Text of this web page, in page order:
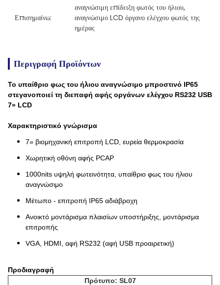
Επισημαίνω:
αναγνώσιμη επίδειξη φωτός του ήλιου,
αναγνώσιμο LCD όργανο ελέγχου φωτός της
ημέρας
Περιγραφή Προϊόντων
Το υπαίθριο φως του ήλιου αναγνώσιμο μπροστινό IP65
στεγανοποιεί τη διεπαφή αφής οργάνων ελέγχου RS232 USB
7» LCD
Χαρακτηριστικό γνώρισμα
7» βιομηχανική επιτροπή LCD, ευρεία θερμοκρασία
Χωρητική οθόνη αφής PCAP
1000nits υψηλή φωτεινότητα, υπαίθριο φως του ήλιου
αναγνώσιμο
Μέτωπο - επιτροπή IP65 αδιάβροχη
Ανοικτό μοντάρισμα πλαισίων υποστήριξης, μοντάρισμα
επιτροπής
VGA, HDMI, αφή RS232 (αφή USB προαιρετική)
Προδιαγραφή
Πρότυπο: SL07